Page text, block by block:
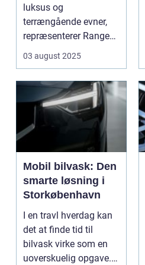
luksus og
terrængående evner,
repræsenterer Range
Rover n...
03 august 2025
Mobil bilvask: Den
smarte løsning i
Storkøbenhavn
I en travl hverdag kan
det at finde tid til
bilvask virke som en
uoverskuelig opgave.